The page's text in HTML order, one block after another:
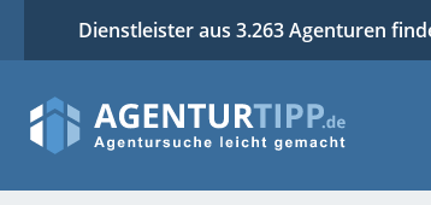
Dienstleister aus 3.263 Agenturen